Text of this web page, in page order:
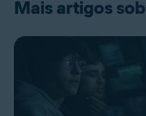
Mais artigos